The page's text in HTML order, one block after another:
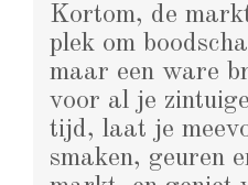
Kortom, de
plek om
maar een ware
voor al je
tijd, laat je
smaken, geuren